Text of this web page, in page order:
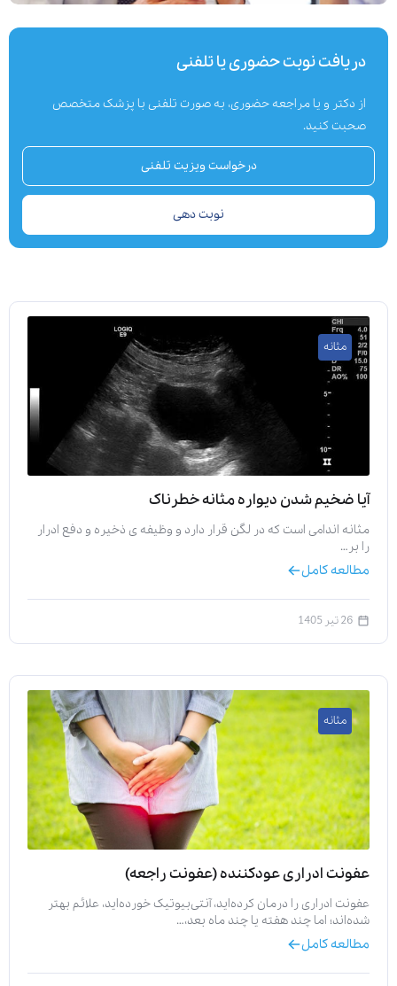
دریافت نوبت حضوری یا تلفنی
از دکتر و یا مراجعه حضوری، به صورت تلفنی با پزشک متخصص
صحبت کنید.
درخواست ویزیت تلفنی
نوبت دهی
مثانه
آیا ضخیم شدن دیواره مثانه خطرناک
مثانه اندامی است که در لگن قرار دارد و وظیفه‌ ی ذخیره و دفع ادرار
را بر…
مطالعه کامل
26 تیر 1405
مثانه
عفونت ادراری عودکننده (عفونت راجعه)
عفونت ادراری را درمان کرده‌اید، آنتی‌بیوتیک خورده‌اید، علائم بهتر
شده‌اند؛ اما چند هفته یا چند ماه بعد،…
مطالعه کامل